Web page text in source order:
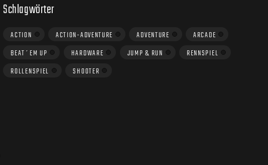
Schlagwörter
ACTION ACTION-ADVENTURE ADVENTURE
ARCADE
BEAT´EM UP
HARDWARE JUMP & RUN
RENNSPIEL
ROLLENSPIEL
SHOOTER